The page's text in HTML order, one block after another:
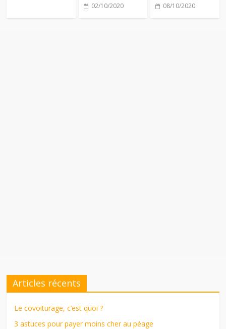
02/10/2020 08/10/2020
Articles récents
Le covoiturage, c’est quoi ?
3 astuces pour payer moins cher au péage